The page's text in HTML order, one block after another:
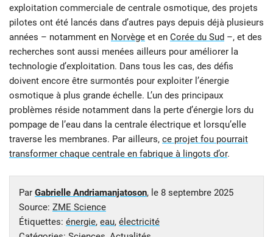
exploitation commerciale de centrale osmotique, des projets
pilotes ont été lancés dans d’autres pays depuis déjà plusieurs
années – notamment en Norvège et en Corée du Sud –, et des
recherches sont aussi menées ailleurs pour améliorer la
technologie d’exploitation. Dans tous les cas, des défis
doivent encore être surmontés pour exploiter l’énergie
osmotique à plus grande échelle. L’un des principaux
problèmes réside notamment dans la perte d’énergie lors du
pompage de l’eau dans la centrale électrique et lorsqu’elle
traverse les membranes. Par ailleurs, ce projet fou pourrait
transformer chaque centrale en fabrique à lingots d’or.
Par Gabrielle Andriamanjatoson, le 8 septembre 2025
Source: ZME Science
Étiquettes: énergie, eau, électricité